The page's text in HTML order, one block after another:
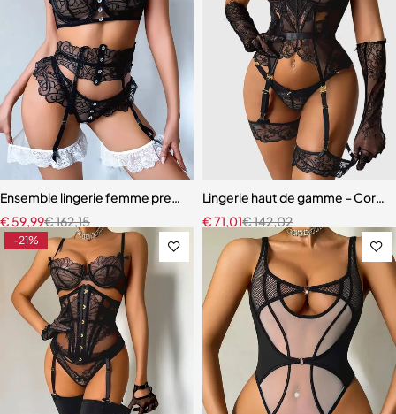
Ensemble lingerie femme premium – Broderie artisanale, strass et
€162,15
€ 59,99
Lingerie haut de gamme –
€142,02
€71,01
-21%